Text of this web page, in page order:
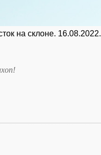
на склоне. 16.08.2022.
!